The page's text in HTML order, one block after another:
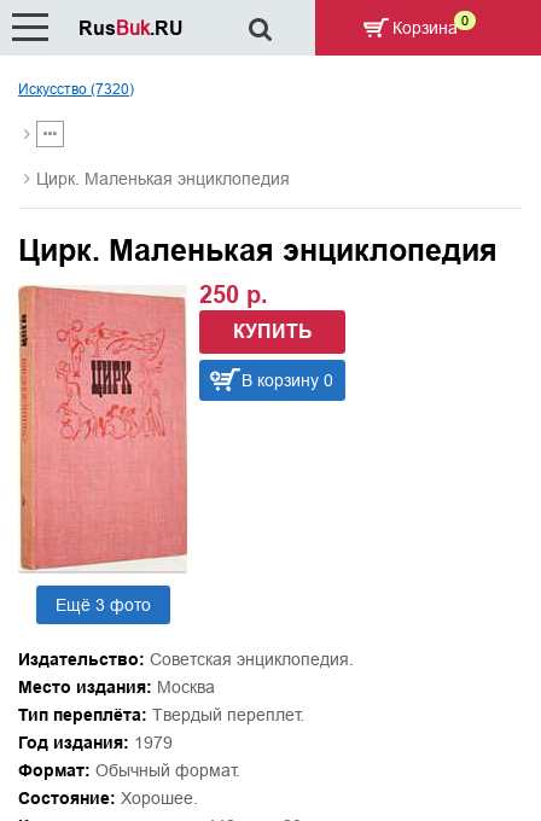
Искусство (7320)
Цирк. Маленькая энциклопедия
Цирк. Маленькая энциклопедия
Ещё 3 фото
250 р.
КУПИТЬ
В корзину 0
Издательство: Советская энциклопедия.
Место издания: Москва
Тип переплёта: Твердый переплет.
Год издания: 1979
Формат: Обычный формат.
Состояние: Хорошее.
RusBuk.RU Корзина 0